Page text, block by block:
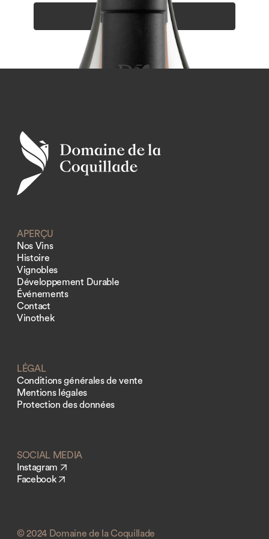
ZUM PRODUKT
APERÇU
Nos Vins
Histoire
Vignobles
Développement Durable
Événements
Contact
Vinothek
LÉGAL
Conditions générales de vente
Mentions légales
Protection des données
SOCIAL MEDIA
Instagram
Facebook
© 2024 Domaine de la Coquillade